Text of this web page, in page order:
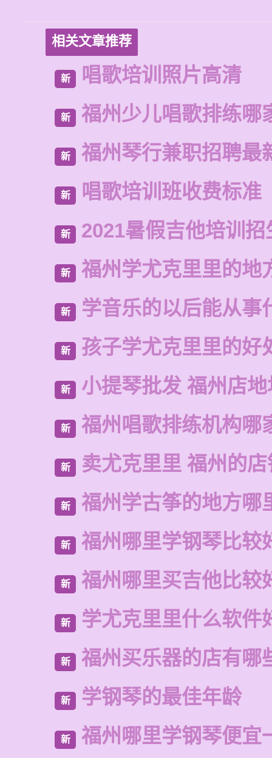
相关文章推荐
新 唱歌培训照片高清
新 福州少儿唱歌排练哪
新 福州琴行兼职招聘最
新 唱歌培训班收费标准
新 2021暑假吉他培训招
新 福州学尤克里里的地
新 学音乐的以后能从事
新 孩子学尤克里里的好
新 小提琴批发 福州店地
新 福州唱歌排练机构哪
新 卖尤克里里 福州的
新 福州学古筝的地方哪
新 福州哪里学钢琴比较
新 福州哪里买吉他比较
新 学尤克里里什么软件
新 福州买乐器的店有哪
新 学钢琴的最佳年龄
新 福州哪里学钢琴便宜